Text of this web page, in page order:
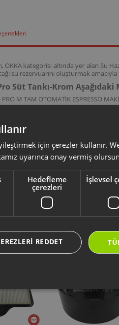
OKKA kategorisi altında yer alan Su
su rezervuarını oluşturmak amacıyla
Süt Tankı-Krom
M TAM OTOMATİK ESPRESSO
OK0028 model kodlarına sahip
ürününüzü uzun ömürlü ve
ürün kodunuz aracılığı ile kontrol
detayları içinhttps://
kolayca erişebilirsiniz.
Ürünler
için çerezler kullanır.
uyarınca onay vermiş
Hedefleme
çerezleri
İşlevsel
REDDET